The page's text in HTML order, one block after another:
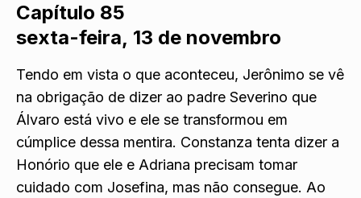
Capítulo 85
sexta-feira, 13 de novembro
Tendo em vista o que aconteceu, Jerônimo se vê
na obrigação de dizer ao padre Severino que
Álvaro está vivo e ele se transformou em
cúmplice dessa mentira. Constanza tenta dizer a
Honório que ele e Adriana precisam tomar
cuidado com Josefina, mas não consegue. Ao